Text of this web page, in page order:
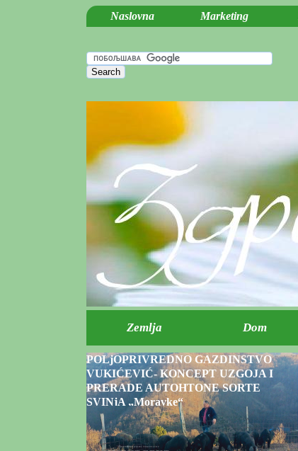
Naslovna Marketing
POLjOPRIVREDNO GAZDINSTVO
VUKIĆEVIĆ- KONCEPT UZGOJA I
PRERADE AUTOHTONE SORTE
SVINjA „Moravke“
Zemlja Dom